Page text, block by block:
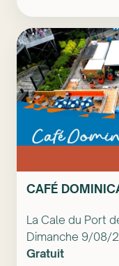
CAFÉ
La Cale du Port
Dimanche 9/08/
Gratuit